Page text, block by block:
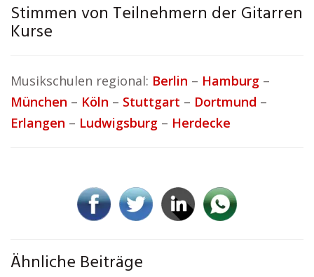
Stimmen von Teilnehmern der Gitarren
Kurse
Musikschulen regional: Berlin – Hamburg –
München – Köln – Stuttgart – Dortmund –
Erlangen – Ludwigsburg – Herdecke
Ähnliche Beiträge